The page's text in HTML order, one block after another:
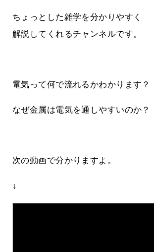
ちょっとした雑学を分かりやすく
解説してくれるチャンネルです。
電気って何で流れるかわかります？
なぜ金属は電気を通しやすいのか？
次の動画で分かりますよ。
↓